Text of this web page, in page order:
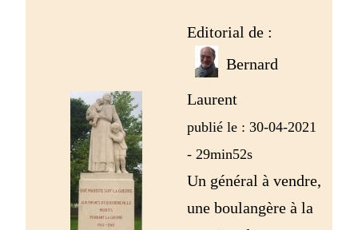
Editorial de :
Bernard
Laurent
publié le : 30-04-2021
- 29min52s
Un général à vendre,
une boulangère à la